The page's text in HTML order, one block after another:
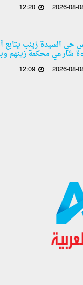
2026-08-
12:20
حي السيدة زينب يتابع
شارعي محكمة زينهم
2026-08-
12:09